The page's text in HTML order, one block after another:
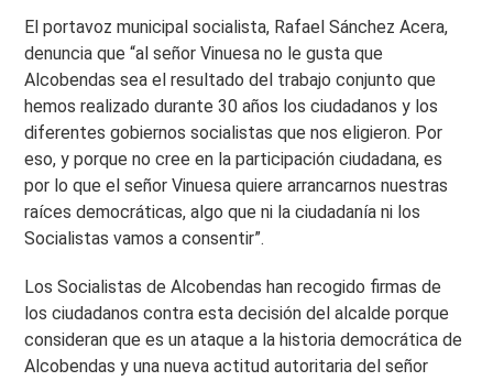
El portavoz municipal socialista, Rafael Sánchez Acera,
denuncia que “al señor Vinuesa no le gusta que
Alcobendas sea el resultado del trabajo conjunto que
hemos realizado durante 30 años los ciudadanos y los
diferentes gobiernos socialistas que nos eligieron. Por
eso, y porque no cree en la participación ciudadana, es
por lo que el señor Vinuesa quiere arrancarnos nuestras
raíces democráticas, algo que ni la ciudadanía ni los
Socialistas vamos a consentir”.
Los Socialistas de Alcobendas han recogido firmas de
los ciudadanos contra esta decisión del alcalde porque
consideran que es un ataque a la historia democrática de
Alcobendas y una nueva actitud autoritaria del señor